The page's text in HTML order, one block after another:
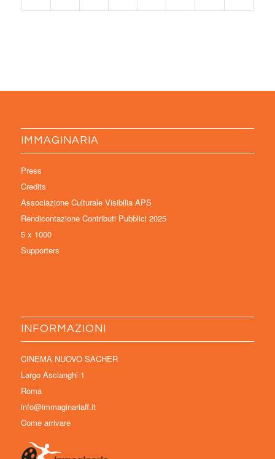
IMMAGINARIA
Press
Credits
Associazione Culturale Visibilia APS
Rendicontazione Contributi Pubblici 2025
5 x 1000
Supporters
INFORMAZIONI
CINEMA NUOVO SACHER
Largo Ascianghi 1
Roma
info@immaginariaff.it
Come arrivare